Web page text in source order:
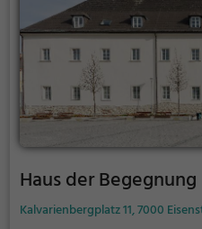
Haus der Begegnung
Kalvarienbergplatz 11, 7000